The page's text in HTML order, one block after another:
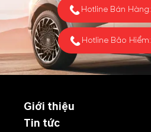
Hotline Bán Hàng:
Hotline Bảo Hiểm:
Giới thiệu
Tin tức